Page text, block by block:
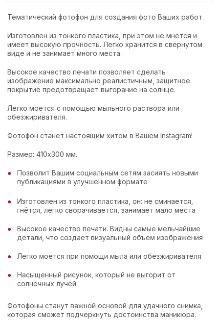
Тематический фотофон для создания фото Ваших работ.
Изготовлен из тонкого пластика, при этом не мнётся и
имеет высокую прочность. Легко хранится в свёрнутом
виде и не занимает много места.
Высокое качество печати позволяет сделать
изображение максимально реалистичным, защитное
покрытие предотвращает выгорание на солнце.
Легко моется с помощью мыльного раствора или
обезжиривателя.
Фотофон станет настоящим хитом в Вашем Instagram!
Размер: 410х300 мм.
Позволит Вашим социальным сетям засиять новыми
публикациями в улучшенном формате
Изготовлен из тонкого пластика, он: не сминается,
гнётся, легко сворачивается, занимает мало места
Высокое качество печати. Видны самые мельчайшие
детали, что создаёт визуальный объем изображения
Легко моется при помощи мыла или обезжиривателя
Насыщенный рисунок, который не выгорит от
солнечных лучей
Фотофоны станут важной основой для удачного снимка,
которая сможет подчеркнуть достоинства маникюра.